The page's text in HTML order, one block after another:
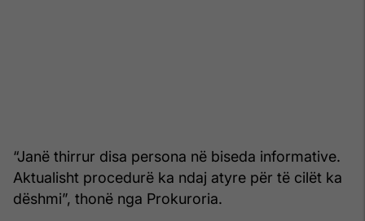
“Janë thirrur disa persona në biseda informative.
Aktualisht procedurë ka ndaj atyre për të cilët ka
dëshmi”, thonë nga Prokuroria.